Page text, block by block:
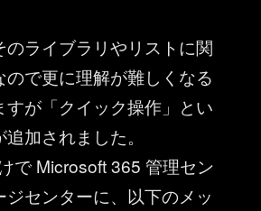
のライブラリやリストに関
ので更に理解が難しくなる
すが「クイック操作」とい
加されました。
で Microsoft 365 管理セン
ジセンターに、以下のメッ